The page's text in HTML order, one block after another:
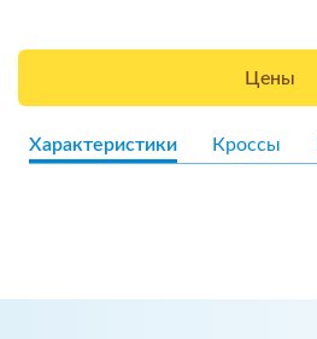
Цены
Характеристики Кроссы